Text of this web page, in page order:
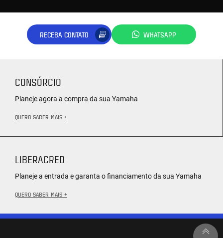
RECEBA CONTATO WHATSAPP
CONSÓRCIO
Planeje agora a compra da sua Yamaha
QUERO SABER MAIS +
LIBERACRED
Planeje a entrada e garanta o financiamento da sua Yamaha
QUERO SABER MAIS +